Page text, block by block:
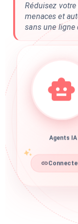
Réduisez
menaces et
sans une ligne
Agents IA